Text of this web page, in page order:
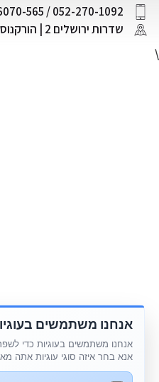
052-270-1092 / 052-6070-565
שדרות ירושלים 2 | הורקנוס 43 - באר שבע
אנחנו משתמשים
אנחנו משתמשים בעוגיות כדי
אנא בחר איזה סוגי עוגיות אתה
\